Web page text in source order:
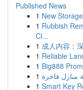
Published News
1 New
1 Rubbish
Cl...
1 成人内容：
1 Reliable
1 Big888
1 منازل فاخرة
1 Smart Key